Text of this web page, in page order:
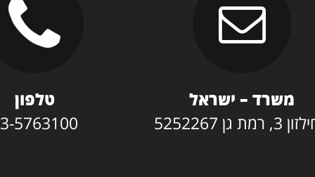
משרד – ישראל
גן 5252267
טלפון
5763100